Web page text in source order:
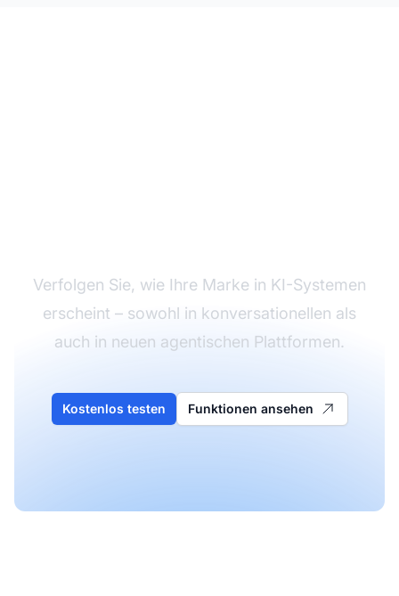
Verfolgen Sie, wie Ihre Marke in KI-Systemen
erscheint – sowohl in konversationellen als
auch in neuen agentischen Plattformen.
Kostenlos testen Funktionen ansehen